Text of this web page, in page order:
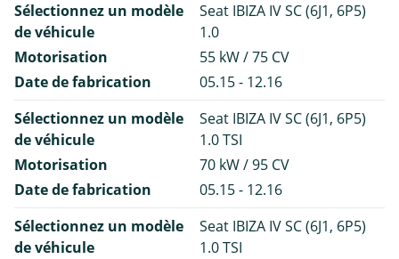
Sélectionnez un modèle
de véhicule
Seat IBIZA IV SC (6J1, 6P5)
1.0
Motorisation
55 kW / 75 CV
Date de fabrication
05.15 - 12.16
Sélectionnez un modèle
de véhicule
Seat IBIZA IV SC (6J1, 6P5)
1.0 TSI
Motorisation
70 kW / 95 CV
Date de fabrication
05.15 - 12.16
Sélectionnez un modèle
de véhicule
Seat IBIZA IV SC (6J1, 6P5)
1.0 TSI